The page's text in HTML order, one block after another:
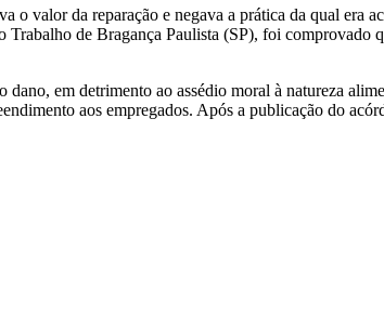
o valor da reparação e negava a prática da qual era
de Bragança Paulista (SP), foi comprovado
em detrimento ao assédio moral à natureza
aos empregados. Após a publicação do